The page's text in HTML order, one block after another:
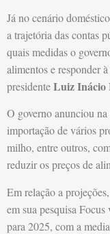
Já no cenário
a trajetória das contas
quais medidas o
alimentos e responder
presidenteLuiz Inácio
O governo anunciou na
importação de vários
milho, entre outros,
reduzir os preços de
Em relação a
em sua pesquisa
para 2025, com a